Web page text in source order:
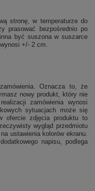
stronę, w temperaturze do
prasować bezpośrednio po
być suszona w suszarce
+/- 2 cm.
Oznacza to, że
nowy produkt, który nie
zamówienia wynosi
sytuacjach może się
ofercie zdjęcia produktu to
wygląd przedmiotu
ustawienia kolorów ekranu.
napisu, podlega